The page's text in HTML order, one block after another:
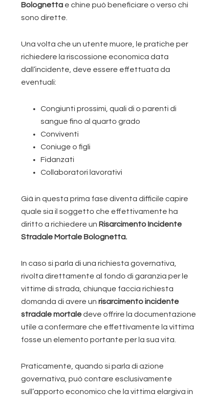
Bolognetta e chine può beneficiare o verso chi
sono dirette.
Una volta che un utente muore, le pratiche per
richiedere la riscossione economica data
dall’incidente, deve essere effettuata da
eventuali:
Congiunti prossimi, quali di o parenti di
sangue fino al quarto grado
Conviventi
Coniuge o figli
Fidanzati
Collaboratori lavorativi
Già in questa prima fase diventa difficile capire
quale sia il soggetto che effettivamente ha
diritto a richiedere un Risarcimento Incidente
Stradale Mortale Bolognetta.
In caso si parla di una richiesta governativa,
rivolta direttamente al fondo di garanzia per le
vittime di strada, chiunque faccia richiesta
domanda di avere un risarcimento incidente
stradale mortaledeve offrire la documentazione
utile a confermare che effettivamente la vittima
fosse un elemento portante per la sua vita.
Praticamente, quando si parla di azione
governativa, può contare esclusivamente
sull’apporto economico che la vittima elargiva in